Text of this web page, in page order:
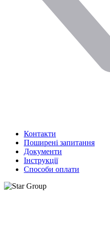
Контакти
Поширені запитання
Документи
Інструкції
Способи оплати